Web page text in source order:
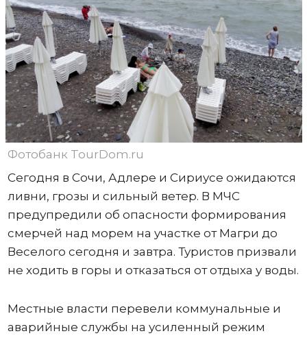
Фотобанк TourDom.ru
Сегодня в Сочи, Адлере и Сириусе ожидаются
ливни, грозы и сильный ветер. В МЧС
предупредили об опасности формирования
смерчей над морем на участке от Магри до
Веселого сегодня и завтра. Туристов призвали
не ходить в горы и отказаться от отдыха у воды.
Местные власти перевели коммунальные и
аварийные службы на усиленный режим